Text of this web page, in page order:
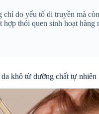
chỉ do yếu tố di truyền mà
hợp thói quen sinh hoạt
khô từ dưỡng chất tự nhiên